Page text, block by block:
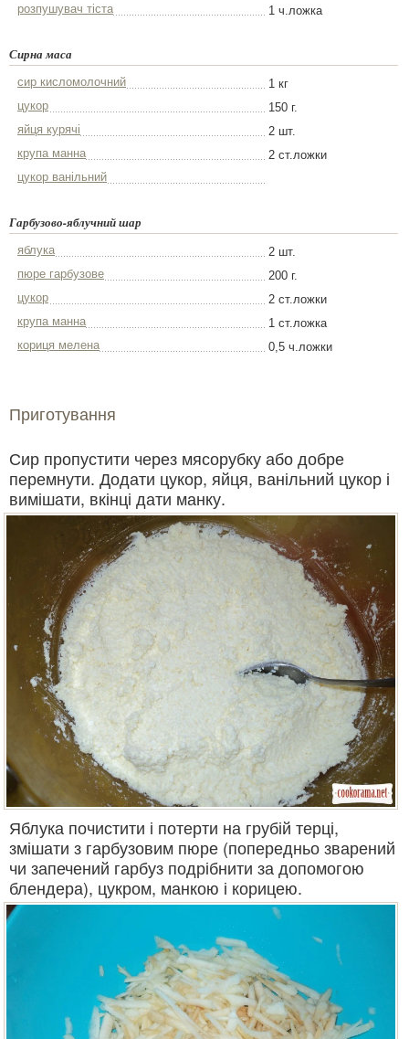
розпушувач тіста
1 ч.ложка
Сирна маса
сир кисломолочний
1 кг
цукор
150 г.
яйця курячі
2 шт.
крупа манна
2 ст.ложки
цукор ванільний
Гарбузово-яблучний шар
яблука
2 шт.
пюре гарбузове
200 г.
цукор
2 ст.ложки
крупа манна
1 ст.ложка
кориця мелена
0,5 ч.ложки
Приготування
Сир пропустити через мясорубку або добре
перемнути. Додати цукор, яйця, ванільний цукор і
вимішати, вкінці дати манку.
Яблука почистити і потерти на грубій терці,
змішати з гарбузовим пюре (попередньо зварений
чи запечений гарбуз подрібнити за допомогою
блендера), цукром, манкою і корицею.